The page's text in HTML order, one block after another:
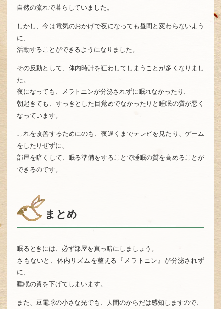
自然の流れで暮らしていました。
しかし、今は電気のおかげで夜になっても昼間と変わらないよう
に、
活動することができるようになりました。
その反動として、体内時計を狂わしてしまうことが多くなりまし
た。
夜になっても、メラトニンが分泌されずに眠れなかったり、
朝起きても、すっきとした目覚めでなかったりと睡眠の質が悪く
なっています。
これを改善するためにのも、夜遅くまでテレビを見たり、ゲーム
をしたりぜずに、
部屋を暗くして、眠る準備をすることで睡眠の質を高めることが
できるのです。
まとめ
眠るときには、必ず部屋を真っ暗にしましょう。
さもないと、体内リズムを整える『メラトニン』が分泌されず
に、
睡眠の質を下げてしまいます。
また、豆電球の小さな光でも、人間のからだは感知しますので、